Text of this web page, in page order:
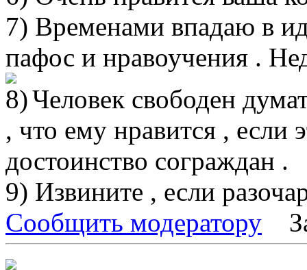
7) Временами впадаю в
пафос и нравоучения .
Человек свободен
, что ему нравится , если
достоинство сограждан .
9) Извините , если
Сообщить модератору